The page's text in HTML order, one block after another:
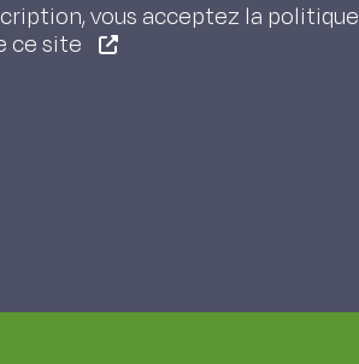
vous acceptez la politique
ce site